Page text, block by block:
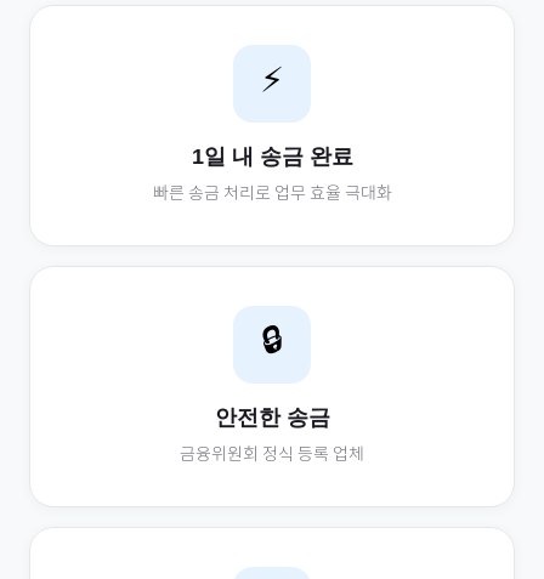
⚡
1일 내 송금 완료
빠른 송금 처리로 업무 효율 극대화
🔒
안전한 송금
금융위원회 정식 등록 업체